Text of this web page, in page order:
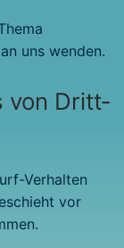
uns wenden.
von Dritt­
Verhalten
vor